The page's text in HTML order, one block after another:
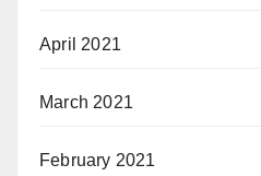
April 2021
March 2021
February 2021